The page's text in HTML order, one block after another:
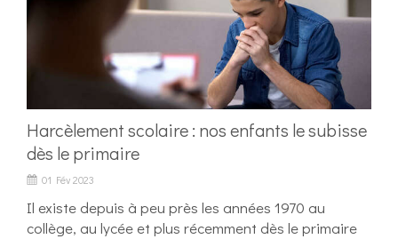
Harcèlement scolaire : nos enfants le subisse
dès le primaire
01 Fév 2023
Il existe depuis à peu près les années 1970 au
collège, au lycée et plus récemment dès le primaire